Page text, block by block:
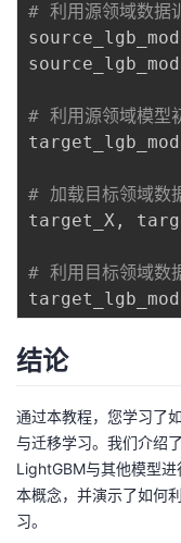
# 利用源领域数据
# 利用源领域模型
# 加载目标领域数
target_X ,
# 利用目标领域数
结论
通过本教程，您学习了
与迁移学习。我们介绍
LightGBM与其他模型
本概念，并演示了如何
习。